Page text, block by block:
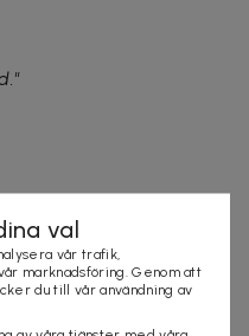
val
vår trafik,
marknadsföring. Genom att
du till vår användning av